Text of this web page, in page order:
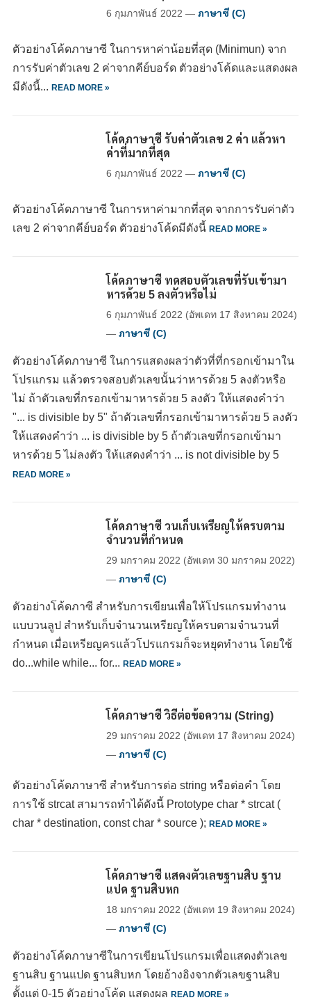
6 กุมภาพันธ์ 2022 — ภาษาซี (C)
ตัวอย่างโค้ดภาษาซี ในการหาค่าน้อยที่สุด (Minimun) จาก
การรับค่าตัวเลข 2 ค่าจากคีย์บอร์ด ตัวอย่างโค้ดและแสดงผล
มีดังนี้... READ MORE »
โค้ดภาษาซี รับค่าตัวเลข 2 ค่า แล้วหา
ค่าที่มากที่สุด
6 กุมภาพันธ์ 2022 — ภาษาซี (C)
ตัวอย่างโค้ดภาษาซี ในการหาค่ามากที่สุด จากการรับค่าตัว
เลข 2 ค่าจากคีย์บอร์ด ตัวอย่างโค้ดมีดังนี้ READ MORE »
โค้ดภาษาซี ทดสอบตัวเลขที่รับเข้ามา
หารด้วย 5 ลงตัวหรือไม่
6 กุมภาพันธ์ 2022 (อัพเดท 17 สิงหาคม 2024)
— ภาษาซี (C)
ตัวอย่างโค้ดภาษาซี ในการแสดงผลว่าตัวที่ที่กรอกเข้ามาใน
โปรแกรม แล้วตรวจสอบตัวเลขนั้นว่าหารด้วย 5 ลงตัวหรือ
ไม่ ถ้าตัวเลขที่กรอกเข้ามาหารด้วย 5 ลงตัว ให้แสดงคำว่า
"... is divisible by 5" ถ้าตัวเลขที่กรอกเข้ามาหารด้วย 5 ลงตัว
ให้แสดงคำว่า ... is divisible by 5 ถ้าตัวเลขที่กรอกเข้ามา
หารด้วย 5 ไม่ลงตัว ให้แสดงคำว่า ... is not divisible by 5
READ MORE »
โค้ดภาษาซี วนเก็บเหรียญให้ครบตาม
จำนวนที่กำหนด
29 มกราคม 2022 (อัพเดท 30 มกราคม 2022)
— ภาษาซี (C)
ตัวอย่างโค้ดภาซี สำหรับการเขียนเพื่อให้โปรแกรมทำงาน
แบบวนลูป สำหรับเก็บจำนวนเหรียญให้ครบตามจำนวนที่
กำหนด เมื่อเหรียญครแล้วโปรแกรมก็จะหยุดทำงาน โดยใช้
do...while while... for... READ MORE »
โค้ดภาษาซี วิธีต่อข้อความ (String)
29 มกราคม 2022 (อัพเดท 17 สิงหาคม 2024)
— ภาษาซี (C)
ตัวอย่างโค้ดภาษาซี สำหรับการต่อ string หรือต่อคำ โดย
การใช้ strcat สามารถทำได้ดังนี้ Prototype char * strcat (
char * destination, const char * source ); READ MORE »
โค้ดภาษาซี แสดงตัวเลขฐานสิบ ฐาน
แปด ฐานสิบหก
18 มกราคม 2022 (อัพเดท 19 สิงหาคม 2024)
— ภาษาซี (C)
ตัวอย่างโค้ดภาษาซีในการเขียนโปรแกรมเพื่อแสดงตัวเลข
ฐานสิบ ฐานแปด ฐานสิบหก โดยอ้างอิงจากตัวเลขฐานสิบ
ตั้งแต่ 0-15 ตัวอย่างโค้ด แสดงผล READ MORE »